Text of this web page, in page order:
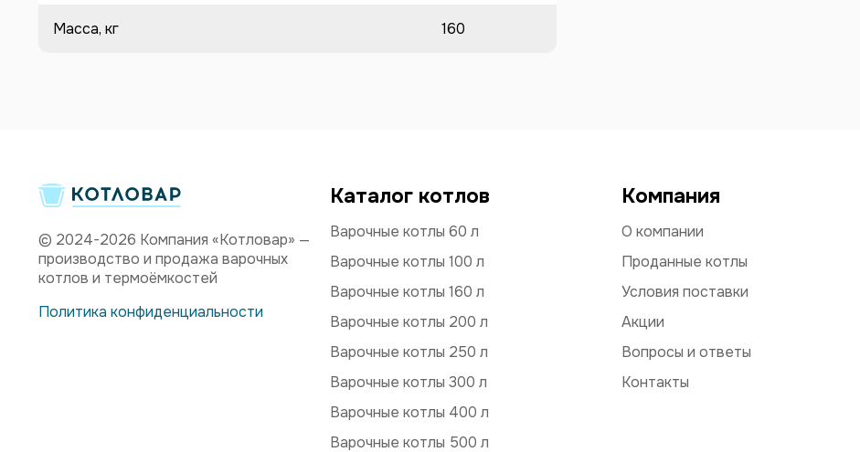
Масса, кг 160
© 2024-2026 Компания «Котловар» —
производство и продажа варочных
котлов и термоёмкостей
Политика конфиденциальности
Каталог котлов
Варочные котлы 60 л
Варочные котлы 100 л
Варочные котлы 160 л
Варочные котлы 200 л
Варочные котлы 250 л
Варочные котлы 300 л
Варочные котлы 400 л
Варочные котлы 500 л
Компания
О компании
Проданные котлы
Условия поставки
Акции
Вопросы и ответы
Контакты